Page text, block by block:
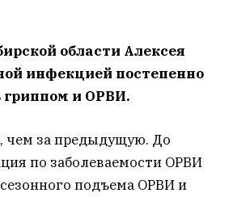
области Алексея
инфекцией постепенно
гриппом и ОРВИ.
чем за предыдущую. До
по заболеваемости ОРВИ
подъема ОРВИ и